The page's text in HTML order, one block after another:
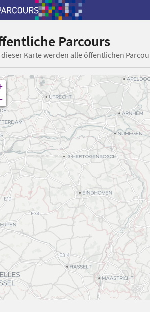
Parcours
dieser Karte werden alle öffentlichen